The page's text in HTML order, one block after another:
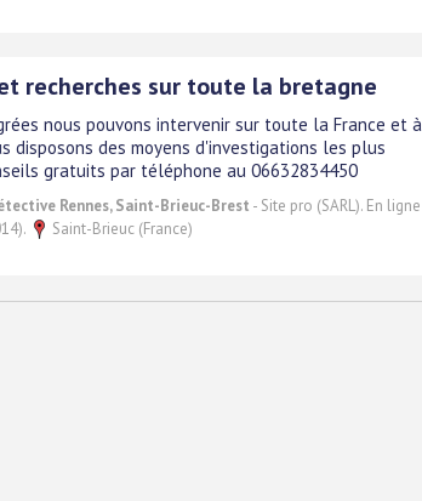
recherches sur toute la bretagne
nous pouvons intervenir sur toute la France et à
disposons des moyens d'investigations les plus
gratuits par téléphone au 06632834450
Rennes, Saint-Brieuc-Brest - Site pro (SARL). En ligne
Saint-Brieuc (France)